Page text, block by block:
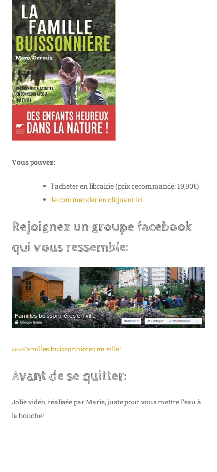
Vous pouvez:
l’acheter en librairie (prix recommandé: 19,90€)
le commander en cliquant ici
Rejoignez un groupe facebook
qui vous ressemble:
>>>Familles buissonnières en ville!
Avant de se quitter:
Jolie vidéo, réalisée par Marie, juste pour vous mettre l’eau à
la bouche!